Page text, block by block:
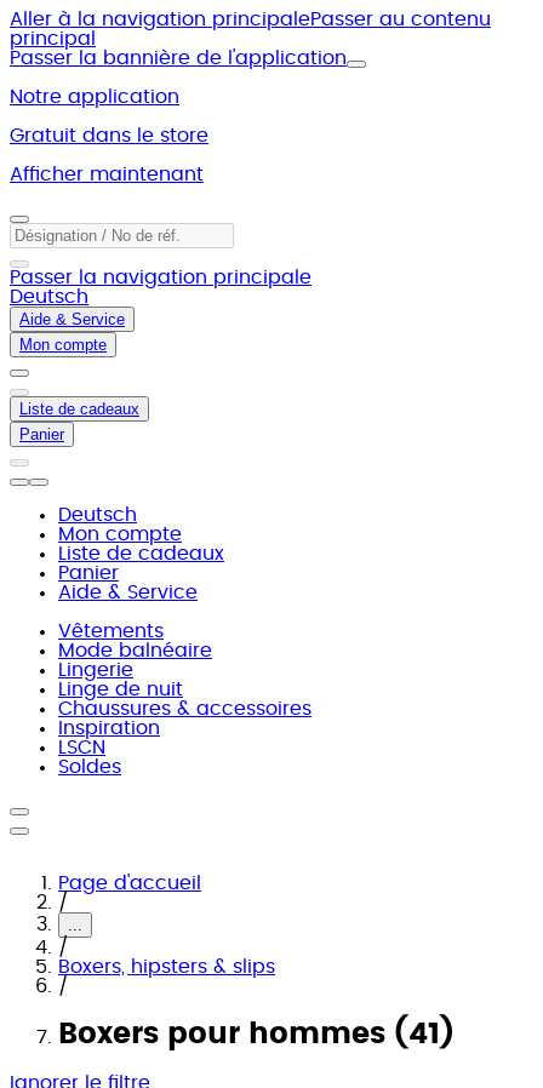
Aller à la navigation principalePasser au contenu
principal
Passer la bannière de l'application
Notre application
Gratuit dans le store
Afficher maintenant
Passer la navigation principale
Deutsch
Aide & Service
Mon compte
Liste de cadeaux
Panier
Deutsch
Mon compte
Liste de cadeaux
Panier
Aide & Service
Vêtements
Mode balnéaire
Lingerie
Linge de nuit
Chaussures & accessoires
Inspiration
LSCN
Soldes
Page d'accueil
/
...
/
Boxers, hipsters & slips
/
Boxers pour hommes (41)
Ignorer le filtre